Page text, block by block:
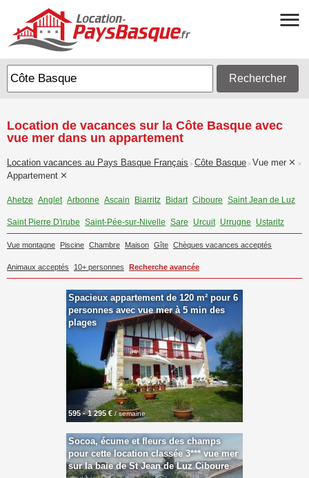
Rechercher
Location de vacances sur la Côte Basque avec
vue mer dans un appartement
Location vacances au Pays Basque Français > Côte Basque > Vue mer >
Appartement
Ahetze Anglet Arbonne Ascain Biarritz Bidart Ciboure Saint Jean de Luz
Saint Pierre D'irube Saint-Pée-sur-Nivelle Sare Urcuit Urrugne Ustaritz
Vue montagne Piscine Chambre Maison Gîte Chèques vacances acceptés
Animaux acceptés 10+ personnes Recherche avancée
Spacieux appartement de 120 m² pour 6
personnes avec vue mer à 5 min des
plages
595 - 1 295 € / semaine
Socoa, écume et fleurs des champs
pour cette location classée 3*** vue mer
sur la baie de St Jean de Luz Ciboure